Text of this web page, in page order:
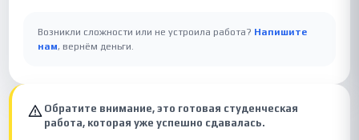
Возникли сложности или не устроила работа? Напишите
нам, вернём деньги.
Обратите внимание, это готовая студенческая
работа, которая уже успешно сдавалась.